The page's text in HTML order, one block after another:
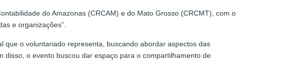
do Amazonas (CRCAM) e do Mato Grosso (CRCMT), com o
e organizações”.
o voluntariado representa, buscando abordar aspectos das
disso, o evento buscou dar espaço para o compartilhamento de